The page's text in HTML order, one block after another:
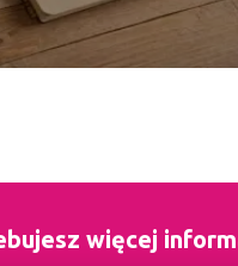
więcej